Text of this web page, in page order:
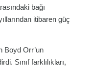
bağı
itibaren güç
Boyd Orr’un
Sınıf farklılıkları,